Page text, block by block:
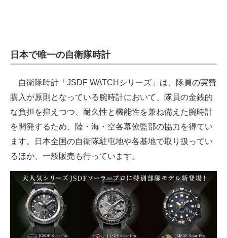
日本で唯一の自衛隊時計
自衛隊時計「JSDF WATCHシリーズ」は、隊員の実費
購入が原則となっている腕時計において、隊員の金銭的
な負担を抑えつつ、耐久性と機能性を兼ね備えた腕時計
を開発するため、陸・海・空各幕僚監部の協力を得てい
ます。日本全国の自衛隊駐屯地や各基地で取り扱ってい
るほか、一般販売も行っています。